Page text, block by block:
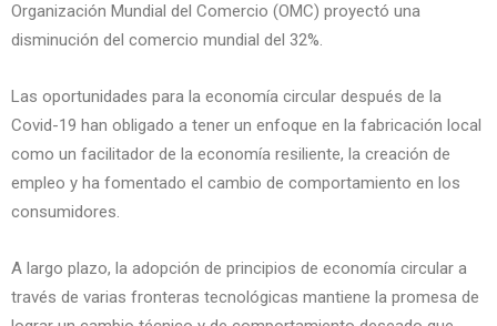
Organización Mundial del Comercio (OMC) proyectó una
disminución del comercio mundial del 32%.
Las oportunidades para la economía circular después de la
Covid-19 han obligado a tener un enfoque en la fabricación local
como un facilitador de la economía resiliente, la creación de
empleo y ha fomentado el cambio de comportamiento en los
consumidores.
A largo plazo, la adopción de principios de economía circular a
través de varias fronteras tecnológicas mantiene la promesa de